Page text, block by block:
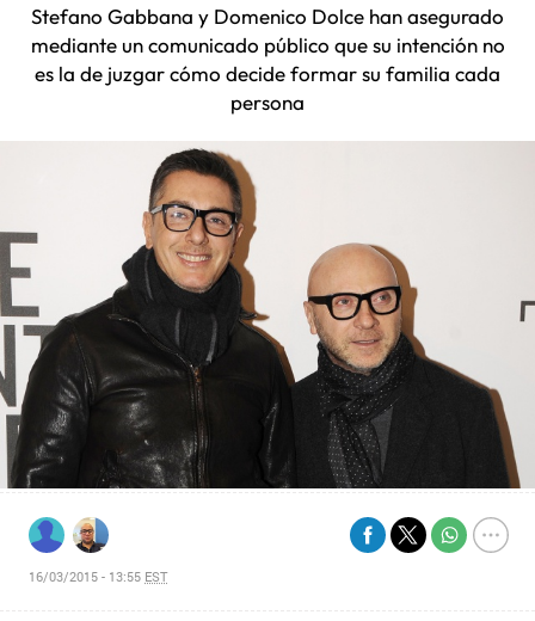
Stefano Gabbana y Domenico Dolce han asegurado
mediante un comunicado público que su intención no
es la de juzgar cómo decide formar su familia cada
persona
16/03/2015 - 13:55 EST